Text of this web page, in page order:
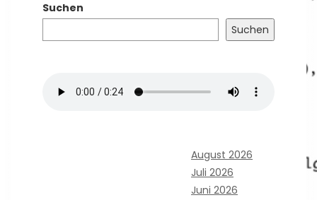
Suchen
Suchen
August 2026
Juli 2026
Juni 2026